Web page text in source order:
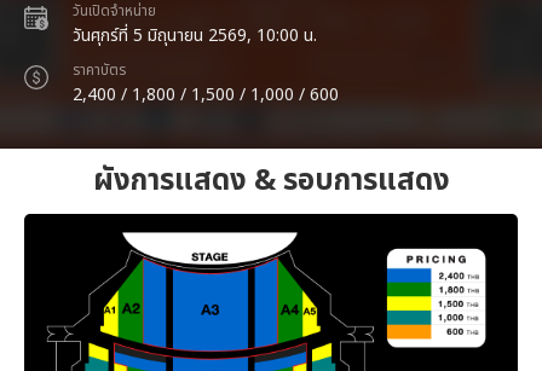
วันเปิดจำหน่าย
วันศุกร์ที่ 5 มิถุนายน 2569, 10:00 น.
ราคาบัตร
2,400 / 1,800 / 1,500 / 1,000 / 600
ผังการแสดง & รอบการแสดง